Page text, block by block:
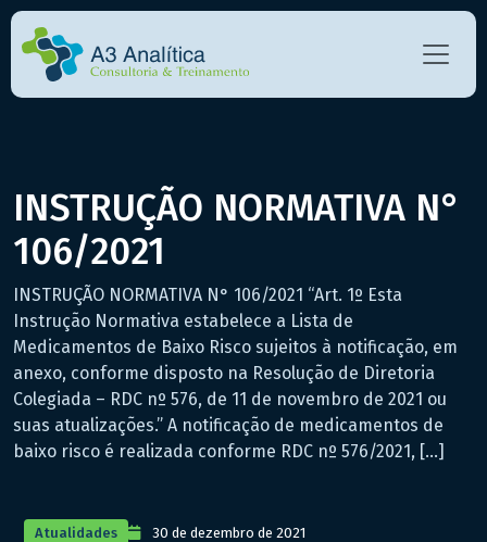
INSTRUÇÃO NORMATIVA N°
106/2021
INSTRUÇÃO NORMATIVA N° 106/2021 “Art. 1º Esta
Instrução Normativa estabelece a Lista de
Medicamentos de Baixo Risco sujeitos à notificação, em
anexo, conforme disposto na Resolução de Diretoria
Colegiada – RDC nº 576, de 11 de novembro de 2021 ou
suas atualizações.” A notificação de medicamentos de
baixo risco é realizada conforme RDC nº 576/2021, […]
Atualidades 30 de dezembro de 2021